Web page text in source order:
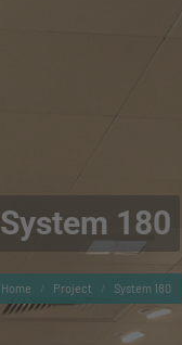
System 180
You are here:
Home Project System 180